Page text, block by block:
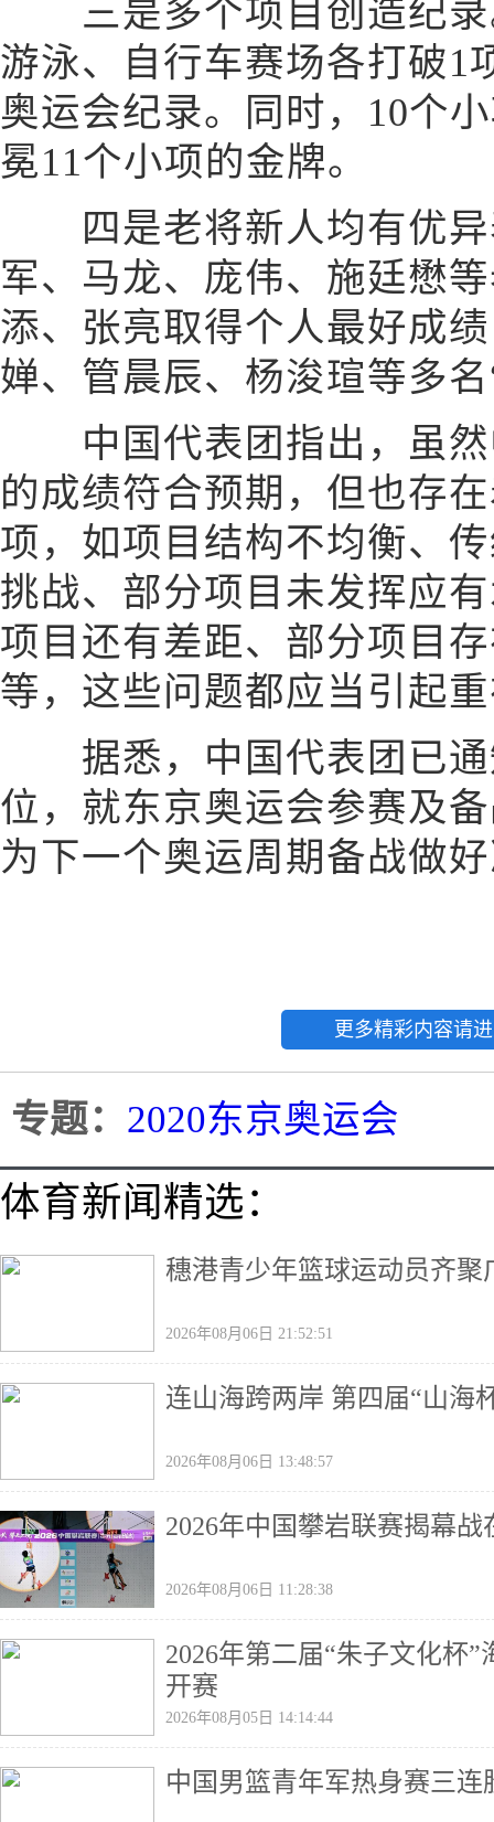
三是多个项目创造纪录
游泳、自行车赛场各打破1
奥运会纪录。同时，10个
冕11个小项的金牌。
四是老将新人均有优异
军、马龙、庞伟、施廷懋
添、张亮取得个人最好成
婵、管晨辰、杨浚瑄等多
中国代表团指出，虽然
的成绩符合预期，但也存
项，如项目结构不均衡、
挑战、部分项目未发挥应
项目还有差距、部分项目
等，这些问题都应当引起
据悉，中国代表团已通
位，就东京奥运会参赛及
为下一个奥运周期备战做
更多精彩内容请
专题： 2020东京奥运会
体育新闻精选：
穗港青少年篮球运动员齐聚
2026年08月06日 21:52:51
连山海跨两岸 第四届“山海
2026年08月06日 13:48:57
2026年中国攀岩联赛揭幕
2026年08月06日 11:28:38
2026年第二届“朱子文化杯
开赛
2026年08月05日 14:14:44
中国男篮青年军热身赛三